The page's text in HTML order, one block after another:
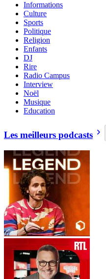
Informations
Culture
Sports
Politique
Religion
Enfants
DJ
Rire
Radio Campus
Interview
Noël
Musique
Education
Les meilleurs podcasts